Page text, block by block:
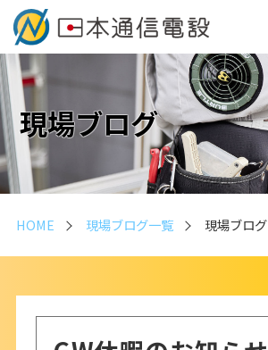
現場ブログ
HOME 現場ブログ一覧 現場ブログ